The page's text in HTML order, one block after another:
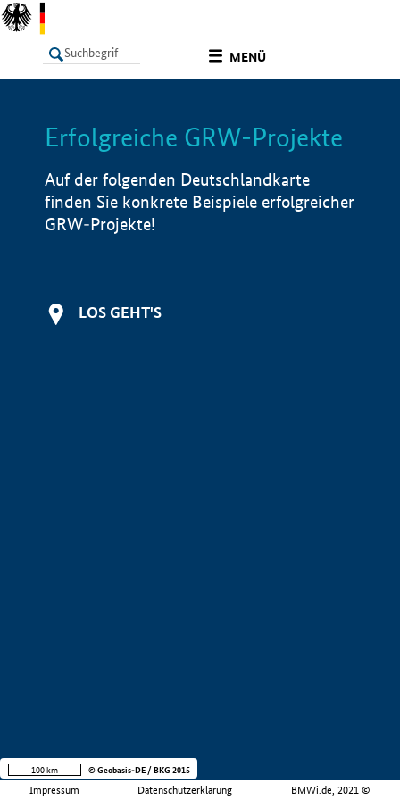
MENÜ
LISTE Info
Erfolgreiche GRW-Projekte
Auf der folgenden Deutschlandkarte
finden Sie konkrete Beispiele erfolgreicher
GRW-Projekte!
LOS GEHT'S
Impressum Datenschutzerklärung BMWi.de, 2021 ©
100 km © Geobasis-DE / BKG 2015